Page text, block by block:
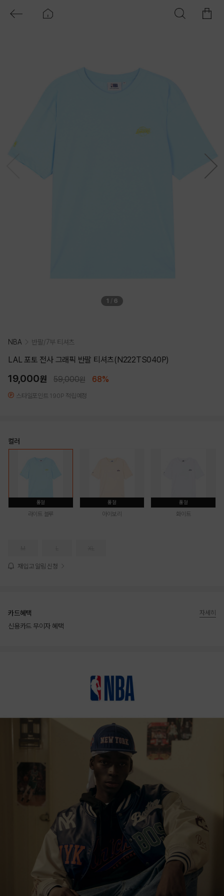
1 / 6
NBA 반팔/7부 티셔츠
LAL 포토 전사 그래픽 반팔 티셔츠(N222TS040P)
19,000원 59,000원 68%
스타일포인트 190P 적립예정
컬러
품절
라이트 블루
품절
아이보리
품절
화이트
재입고 알림 신청
카드혜택
신용카드 무이자 혜택
자세히